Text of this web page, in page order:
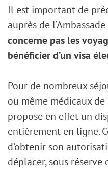
Il est important de
auprès de
concerne pas les
bénéficier d’un visa
Pour de nombreux
ou même médicaux
propose en effet un
entièrement en ligne.
d’obtenir son
déplacer, sous